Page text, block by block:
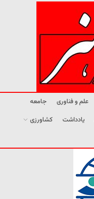
علم و فناوری
جامعه
یادداشت
کشاورزی